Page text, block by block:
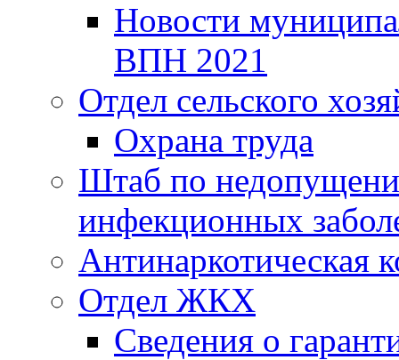
Новости
ВПН 2021
Отдел сельского
Охрана труда
Штаб по
инфекционных
Антинаркотическая
Отдел ЖКХ
Сведения о